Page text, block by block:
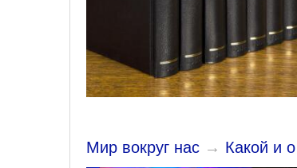
Мир вокруг нас → Какой и